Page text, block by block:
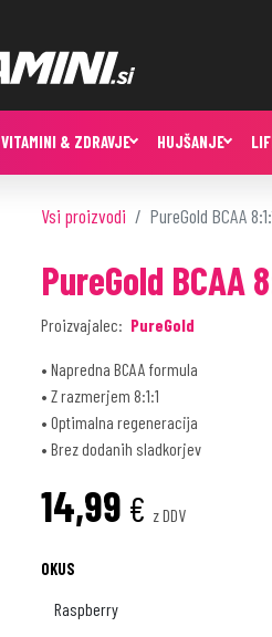
VITAMINI & ZDRAVJE HUJŠANJE
Vsi proizvodi PureGold BCAA
PureGold BCAA
Proizvajalec: PureGold
• Napredna BCAA formula
• Z razmerjem 8:1:1
• Optimalna regeneracija
• Brez dodanih sladkorjev
14,99 € z DDV
OKUS